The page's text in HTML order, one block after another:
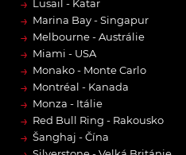
→ Lusail - Katar
→ Marina Bay - Singapur
→ Melbourne - Austrálie
→ Miami - USA
→ Monako - Monte Carlo
→ Montréal - Kanada
→ Monza - Itálie
→ Red Bull Ring - Rakousko
→ Šanghaj - Čína